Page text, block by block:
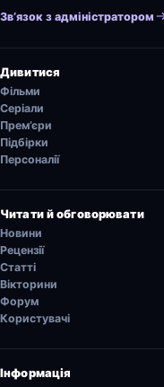
Зв’язок з адміністратором
Дивитися
Фільми
Серіали
Прем’єри
Підбірки
Персоналії
Читати й обговорювати
Новини
Рецензії
Статті
Вікторини
Форум
Користувачі
Інформація